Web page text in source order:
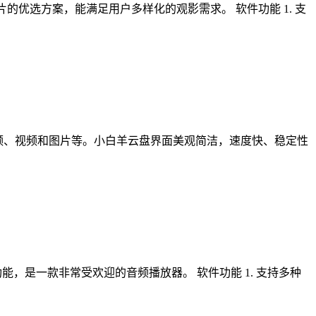
优选方案，能满足用户多样化的观影需求。 软件功能 1. 支
视频和图片等。小白羊云盘界面美观简洁，速度快、稳定性
，是一款非常受欢迎的音频播放器。 软件功能 1. 支持多种